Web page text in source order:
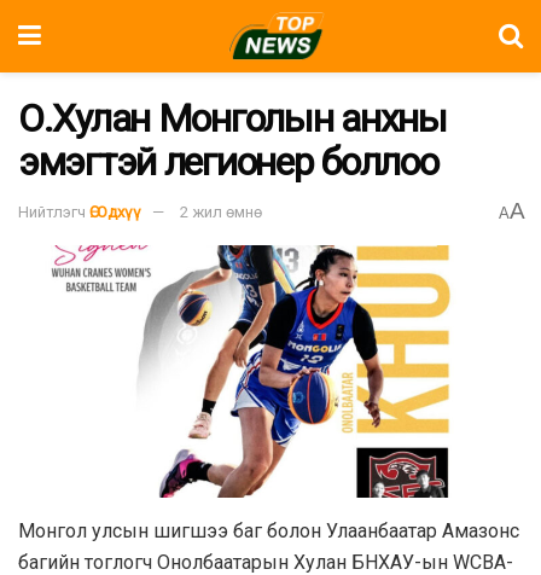
О.Хулан Монголын анхны
эмэгтэй легионер боллоо
Нийтлэгч Ө. Одхүү 2 жил өмнө AA
Монгол улсын шигшээ баг болон Улаанбаатар Амазонс
багийн тоглогч Онолбаатарын Хулан БНХАУ-ын WCBA-